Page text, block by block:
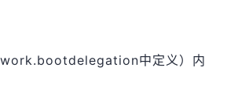
中定义）内